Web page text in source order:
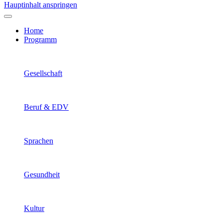
Hauptinhalt anspringen
Home
Programm
Gesellschaft
Beruf & EDV
Sprachen
Gesundheit
Kultur